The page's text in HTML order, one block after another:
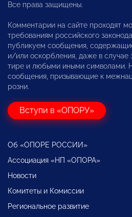
Все права защищены.
Комментарии на сайте проходят
требованиям российского
публикуем сообщения,
и/или оскорбления, даже в случае
тире и любыми иными символами.
сообщения, призывающие к
розни.
Вступи в «ОПОРУ»
Об «ОПОРЕ РОССИИ»
Ассоциация «НП «ОПОРА»
Новости
Комитеты и Комиссии
Региональное развитие